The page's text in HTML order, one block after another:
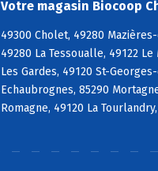
Votre magasin Biocoop
49300 Cholet, 49280
49280 La Tessoualle, 49122
Les Gardes, 49120 St-
Echaubrognes, 85290
Romagne, 49120 La